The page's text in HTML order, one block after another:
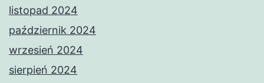
listopad 2024
październik 2024
wrzesień 2024
sierpień 2024